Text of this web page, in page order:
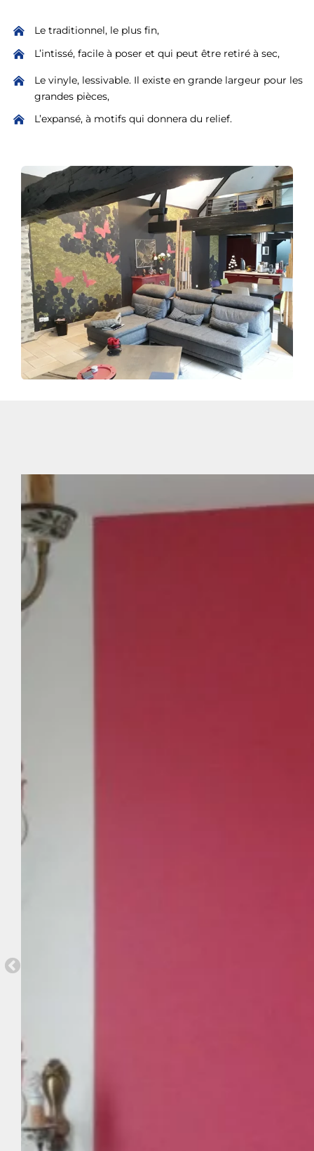
Le traditionnel, le plus fin,
L’intissé, facile à poser et qui peut être retiré à sec,
Le vinyle, lessivable. Il existe en grande largeur pour les
grandes pièces,
L’expansé, à motifs qui donnera du relief.